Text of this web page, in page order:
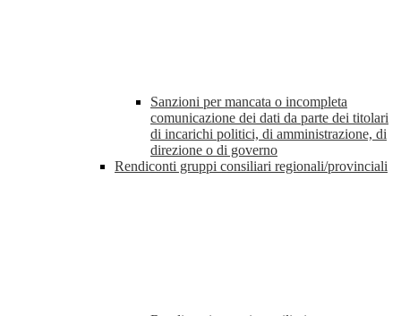
Sanzioni per mancata o incompleta
comunicazione dei dati da parte dei titolari
di incarichi politici, di amministrazione, di
direzione o di governo
Rendiconti gruppi consiliari regionali/provinciali